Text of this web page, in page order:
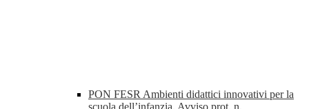
PON FESR Ambienti didattici innovativi per la